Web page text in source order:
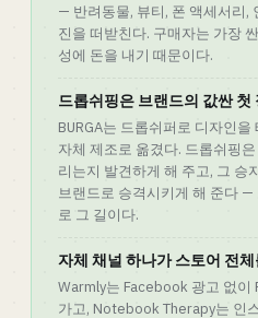
— 반려동물, 뷰티, 폰 액세서리
진을 떠받친다. 구매자는 가장
성에 돈을 내기 때문이다.
드롭쉬핑은 브랜드의 값싼 첫
BURGA는 드롭쉬퍼로 디자인
자체 제조로 옮겼다. 드롭쉬핑
리는지 발견하게 해 주고, 그 승
브랜드로 승격시키게 해 준다
로 그 길이다.
자체 채널 하나가 스토어 전
Warmly는 Facebook 광고 없
가고, Notebook Therapy는 인